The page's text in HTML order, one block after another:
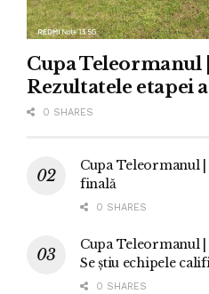
Cupa Teleormanul |
Rezultatele etapei
0 SHARES
Cupa Teleormanul
finală
0 SHARES
Cupa Teleormanul |
Se știu echipele
0 SHARES